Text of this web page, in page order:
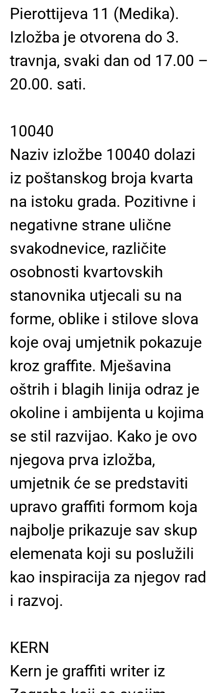
Pierottijeva 11 (Medika).
Izložba je otvorena do 3.
travnja, svaki dan od 17.00 –
20.00. sati.
10040
Naziv izložbe 10040 dolazi
iz poštanskog broja kvarta
na istoku grada. Pozitivne i
negativne strane ulične
svakodnevice, različite
osobnosti kvartovskih
stanovnika utjecali su na
forme, oblike i stilove slova
koje ovaj umjetnik pokazuje
kroz graffite. Mješavina
oštrih i blagih linija odraz je
okoline i ambijenta u kojima
se stil razvijao. Kako je ovo
njegova prva izložba,
umjetnik će se predstaviti
upravo graffiti formom koja
najbolje prikazuje sav skup
elemenata koji su poslužili
kao inspiracija za njegov rad
i razvoj.
KERN
Kern je graffiti writer iz